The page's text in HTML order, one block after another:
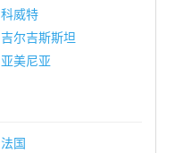
科威特
吉尔吉斯斯坦
亚美尼亚
法国